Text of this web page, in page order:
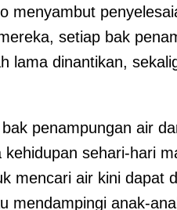
menyambut
setiap bak
lama dinantikan,
penampungan air
kehidupan sehari-hari
mencari air kini dapat
mendampingi anak-